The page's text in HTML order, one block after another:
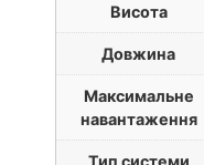
Висота
Довжина
Максимальне
навантаження
Тип системи